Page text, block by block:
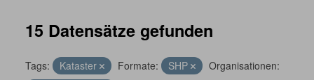
15 Datensätze gefunden
Tags: Kataster Formate: SHP
Organisationen: